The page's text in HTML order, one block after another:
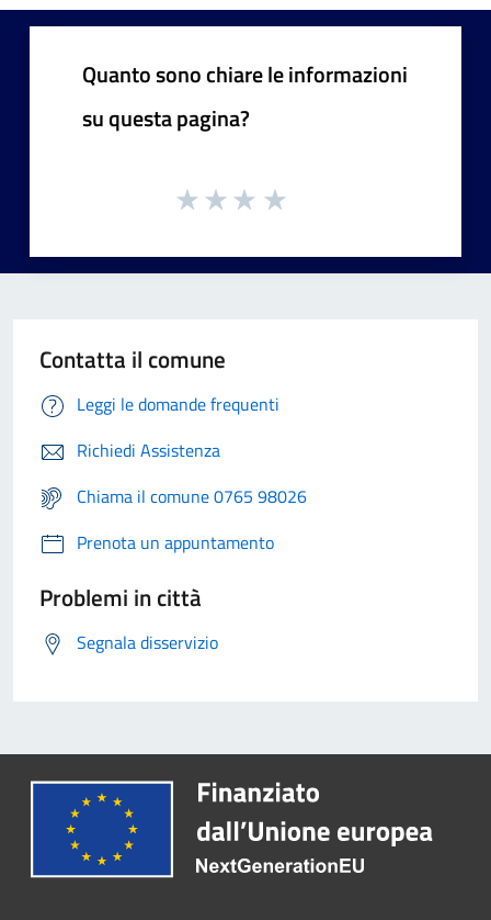
Quanto sono chiare le informazioni
su questa pagina?
Contatta il comune
Leggi le domande frequenti
Richiedi Assistenza
Chiama il comune 0765 98026
Prenota un appuntamento
Problemi in città
Segnala disservizio